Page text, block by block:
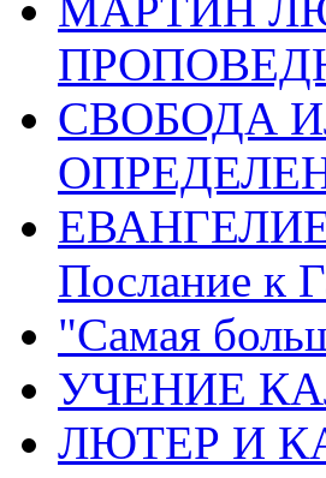
СВОБОДА
Послание к
"Самая
УЧЕНИЕ
ЛЮТЕР И